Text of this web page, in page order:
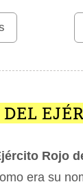
Rojo
era su